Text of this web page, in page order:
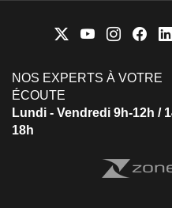
NOS EXPERTS À VOTRE
ÉCOUTE
Lundi - Vendredi 9h-12h /
18h